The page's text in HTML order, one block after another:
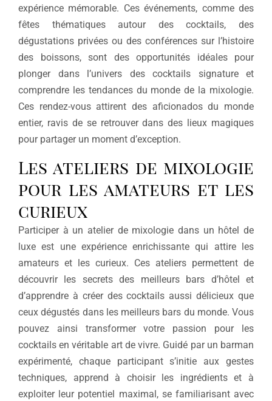
expérience mémorable. Ces événements, comme des
fêtes thématiques autour des cocktails, des
dégustations privées ou des conférences sur l’histoire
des boissons, sont des opportunités idéales pour
plonger dans l’univers des cocktails signature et
comprendre les tendances du monde de la mixologie.
Ces rendez-vous attirent des aficionados du monde
entier, ravis de se retrouver dans des lieux magiques
pour partager un moment d’exception.
Les ateliers de mixologie
pour les amateurs et les
curieux
Participer à un atelier de mixologie dans un hôtel de
luxe est une expérience enrichissante qui attire les
amateurs et les curieux. Ces ateliers permettent de
découvrir les secrets des meilleurs bars d’hôtel et
d’apprendre à créer des cocktails aussi délicieux que
ceux dégustés dans les meilleurs bars du monde. Vous
pouvez ainsi transformer votre passion pour les
cocktails en véritable art de vivre. Guidé par un barman
expérimenté, chaque participant s’initie aux gestes
techniques, apprend à choisir les ingrédients et à
exploiter leur potentiel maximal, se familiarisant avec